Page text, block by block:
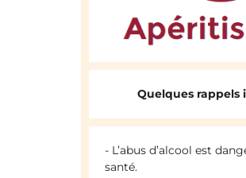
Quelques rappels
- L’abus d’alcool est
santé.